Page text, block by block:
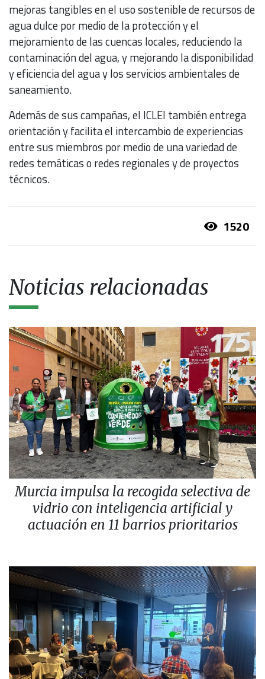
mejoras tangibles en el uso sostenible de recursos de
agua dulce por medio de la protección y el
mejoramiento de las cuencas locales, reduciendo la
contaminación del agua, y mejorando la disponibilidad
y eficiencia del agua y los servicios ambientales de
saneamiento.
Además de sus campañas, el ICLEI también entrega
orientación y facilita el intercambio de experiencias
entre sus miembros por medio de una variedad de
redes temáticas o redes regionales y de proyectos
técnicos.
1520
Noticias relacionadas
Murcia impulsa la recogida selectiva de
vidrio con inteligencia artificial y
actuación en 11 barrios prioritarios